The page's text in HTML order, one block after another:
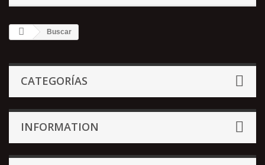
Buscar
CATEGORÍAS
INFORMATION